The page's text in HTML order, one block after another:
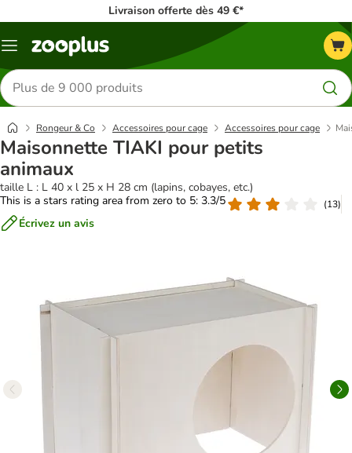
Livraison offerte dès 49 €*
Menu
Rechercher
des
produits
Rongeur & Co Accessoires pour cage Accessoires pour cage
Maisonnette TIAKI pour petits
animaux
taille L : L 40 x l 25 x H 28 cm (lapins, cobayes, etc.)
This is a stars rating area from zero to 5: 3.3/5
(13)
Écrivez un avis